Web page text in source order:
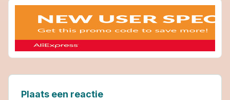
Plaats een reactie